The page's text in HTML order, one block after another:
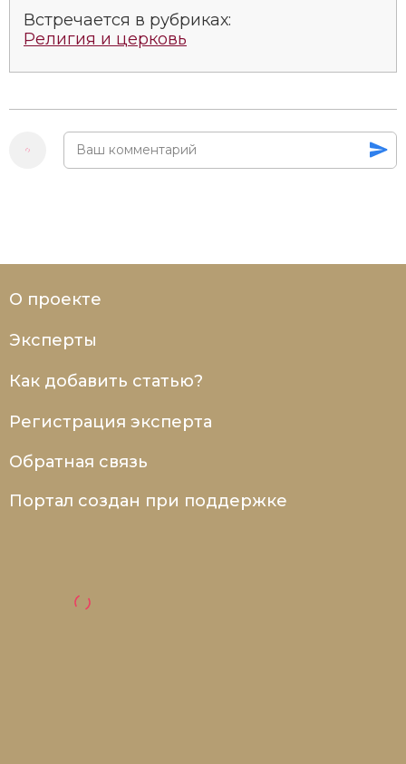
Встречается в рубриках:
Религия и церковь
О проекте
Эксперты
Как добавить статью?
Регистрация эксперта
Обратная связь
Портал создан при поддержке